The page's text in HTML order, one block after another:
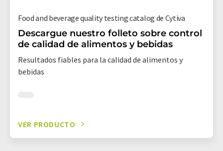
Food and beverage quality testing catalog de Cytiva
Descargue nuestro folleto sobre control
de calidad de alimentos y bebidas
Resultados fiables para la calidad de alimentos y
bebidas
VER PRODUCTO